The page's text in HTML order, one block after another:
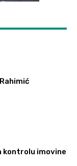
kontrolu imovine